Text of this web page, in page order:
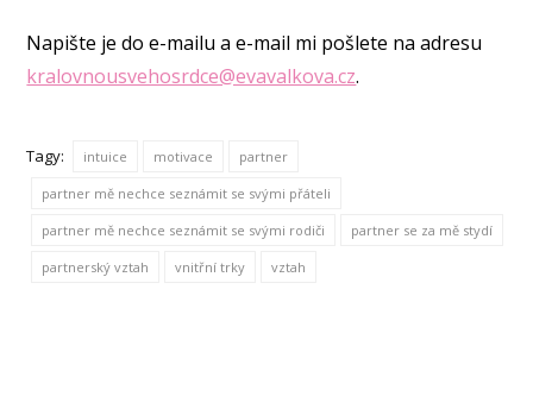
Napište je do e-mailu a e-mail mi pošlete na adresu
kralovnousvehosrdce@evavalkova.cz.
Tagy: intuice motivace partner
partner mě nechce seznámit se svými přáteli
partner mě nechce seznámit se svými rodiči partner se za mě stydí
partnerský vztah vnitřní trky vztah